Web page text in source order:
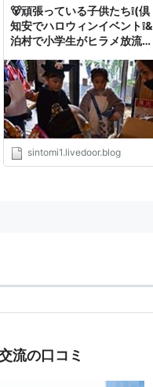
🐻頑張っている子供たち❕(倶
知安でハロウィンイベント❕&
泊村で小学生がヒラメ放流&
&留寿都村でランバイクレー
ス開催❕)&ワイルドバーガー
限定販売❕ : 後志が１番❗❗❗
sintomi1.livedoor.blog
流の口コミ